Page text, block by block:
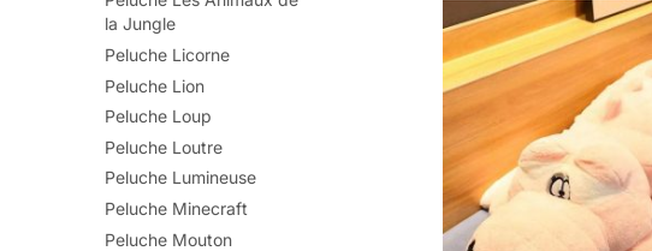
la Jungle
Peluche Licorne
Peluche Lion
Peluche Loup
Peluche Loutre
Peluche Lumineuse
Peluche Minecraft
Peluche Mouton